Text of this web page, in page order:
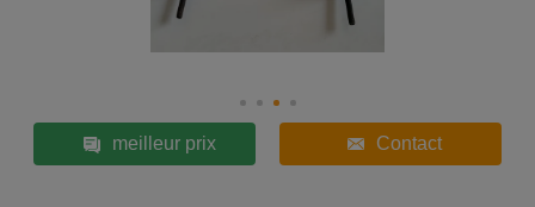
meilleur prix Contact